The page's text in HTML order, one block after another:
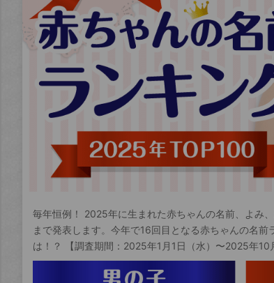
毎年恒例！ 2025年に生まれた赤ちゃんの名前、よみ
まで発表します。今年で16回目となる赤ちゃんの名
は！？ 【調査期間：2025年1月1日（水）〜2025年10